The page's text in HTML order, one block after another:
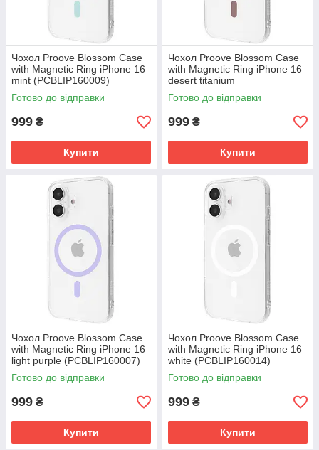
Чохол Proove Blossom Case
with Magnetic Ring iPhone 16
mint (PCBLIP160009)
Готово до відправки
999 ₴
Купити
Чохол Proove Blossom Case
with Magnetic Ring iPhone 16
desert titanium
(PCBLIP160033)
Готово до відправки
999 ₴
Купити
Чохол Proove Blossom Case
with Magnetic Ring iPhone 16
light purple (PCBLIP160007)
Готово до відправки
999 ₴
Купити
Чохол Proove Blossom Case
with Magnetic Ring iPhone 16
white (PCBLIP160014)
Готово до відправки
999 ₴
Купити